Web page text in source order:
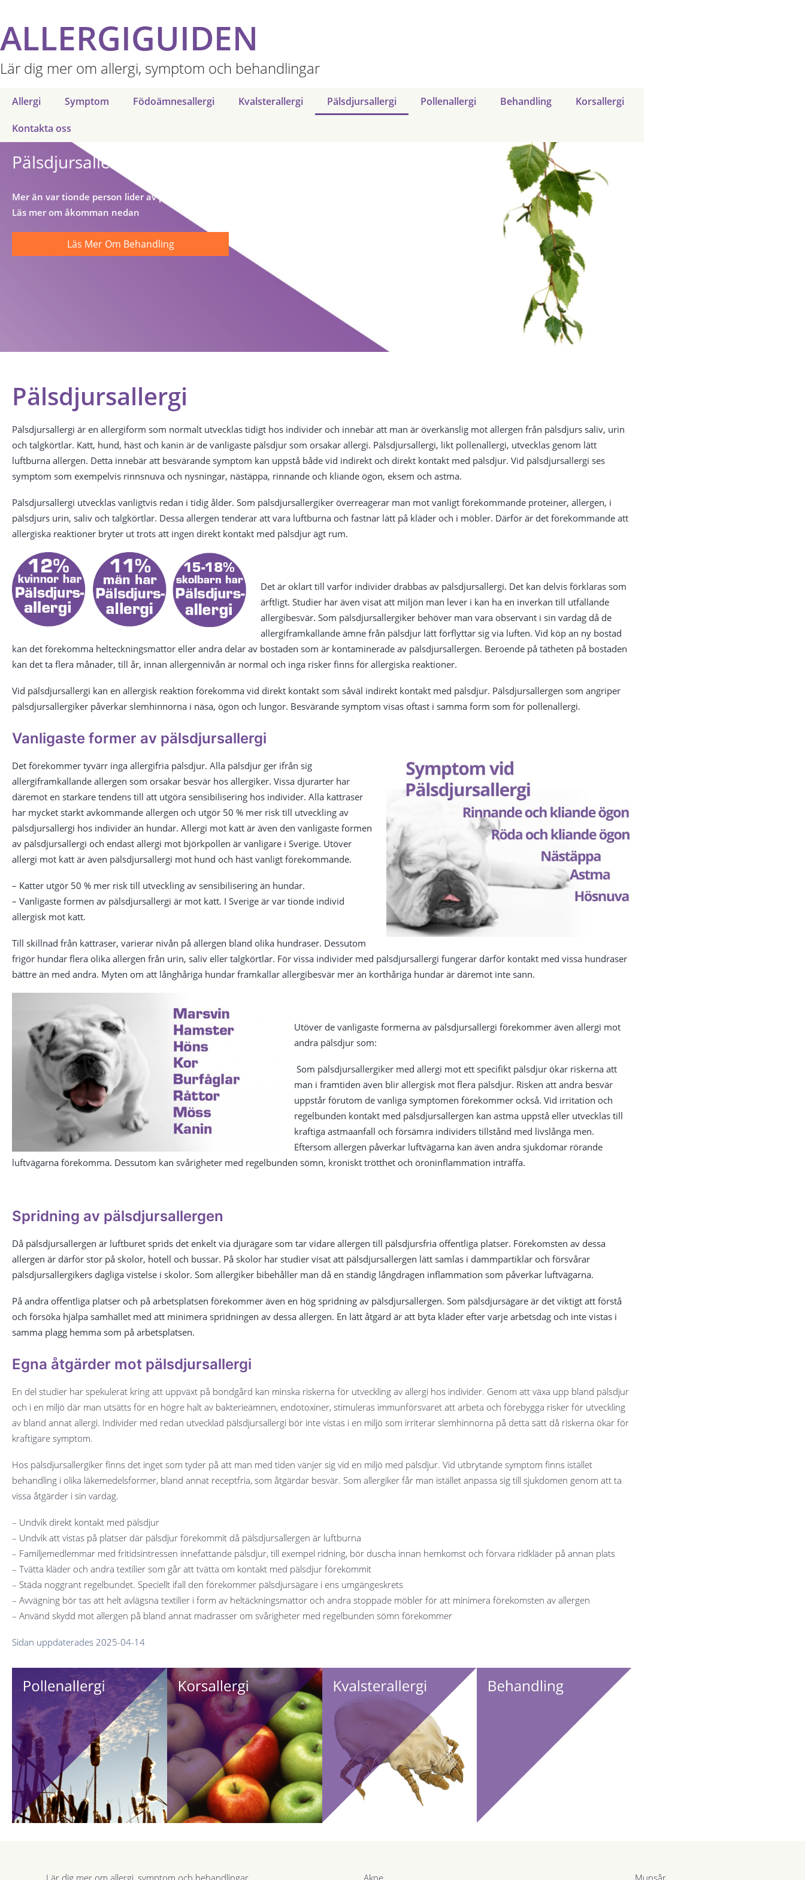
ALLERGIGUIDEN
Lär dig mer om allergi, symptom och behandlingar
Allergi Symptom Födoämnesallergi Kvalsterallergi Pälsdjursallergi Pollenallergi Behandling Korsallergi
Kontakta oss
Pälsdjursallergi
Mer än var tionde person lider av pälsdjursallergi –
Läs mer om åkomman nedan
Läs Mer Om Behandling
Pälsdjursallergi
Pälsdjursallergi är en allergiform som normalt utvecklas tidigt hos individer och innebär att man är överkänslig mot allergen från pälsdjurs saliv, urin
och talgkörtlar. Katt, hund, häst och kanin är de vanligaste pälsdjur som orsakar allergi. Pälsdjursallergi, likt pollenallergi, utvecklas genom lätt
luftburna allergen. Detta innebär att besvärande symptom kan uppstå både vid indirekt och direkt kontakt med pälsdjur. Vid pälsdjursallergi ses
symptom som exempelvis rinnsnuva och nysningar, nästäppa, rinnande och kliande ögon, eksem och astma.
Pälsdjursallergi utvecklas vanligtvis redan i tidig ålder. Som pälsdjursallergiker överreagerar man mot vanligt förekommande proteiner, allergen, i
pälsdjurs urin, saliv och talgkörtlar. Dessa allergen tenderar att vara luftburna och fastnar lätt på kläder och i möbler. Därför är det förekommande att
allergiska reaktioner bryter ut trots att ingen direkt kontakt med pälsdjur ägt rum.
Det är oklart till varför individer drabbas av pälsdjursallergi. Det kan delvis förklaras som
ärftligt. Studier har även visat att miljön man lever i kan ha en inverkan till utfallande
allergibesvär. Som pälsdjursallergiker behöver man vara observant i sin vardag då de
allergiframkallande ämne från pälsdjur lätt förflyttar sig via luften. Vid köp an ny bostad
kan det förekomma helteckningsmattor eller andra delar av bostaden som är kontaminerade av pälsdjursallergen. Beroende på tätheten på bostaden
kan det ta flera månader, till år, innan allergennivån är normal och inga risker finns för allergiska reaktioner.
Vid pälsdjursallergi kan en allergisk reaktion förekomma vid direkt kontakt som såväl indirekt kontakt med pälsdjur. Pälsdjursallergen som angriper
pälsdjursallergiker påverkar slemhinnorna i näsa, ögon och lungor. Besvärande symptom visas oftast i samma form som för pollenallergi.
Vanligaste former av pälsdjursallergi
Det förekommer tyvärr inga allergifria pälsdjur. Alla pälsdjur ger ifrån sig
allergiframkallande allergen som orsakar besvär hos allergiker. Vissa djurarter har
däremot en starkare tendens till att utgöra sensibilisering hos individer. Alla kattraser
har mycket starkt avkommande allergen och utgör 50 % mer risk till utveckling av
pälsdjursallergi hos individer än hundar. Allergi mot katt är även den vanligaste formen
av pälsdjursallergi och endast allergi mot björkpollen är vanligare i Sverige. Utöver
allergi mot katt är även pälsdjursallergi mot hund och häst vanligt förekommande.
– Katter utgör 50 % mer risk till utveckling av sensibilisering än hundar.
– Vanligaste formen av pälsdjursallergi är mot katt. I Sverige är var tionde individ
allergisk mot katt.
Till skillnad från kattraser, varierar nivån på allergen bland olika hundraser. Dessutom
frigör hundar flera olika allergen från urin, saliv eller talgkörtlar. För vissa individer med pälsdjursallergi fungerar därför kontakt med vissa hundraser
bättre än med andra. Myten om att långhåriga hundar framkallar allergibesvär mer än korthåriga hundar är däremot inte sann.
Utöver de vanligaste formerna av pälsdjursallergi förekommer även allergi mot
andra pälsdjur som:
Som pälsdjursallergiker med allergi mot ett specifikt pälsdjur ökar riskerna att
man i framtiden även blir allergisk mot flera pälsdjur. Risken att andra besvär
uppstår förutom de vanliga symptomen förekommer också. Vid irritation och
regelbunden kontakt med pälsdjursallergen kan astma uppstå eller utvecklas till
kraftiga astmaanfall och försämra individers tillstånd med livslånga men.
Eftersom allergen påverkar luftvägarna kan även andra sjukdomar rörande
luftvägarna förekomma. Dessutom kan svårigheter med regelbunden sömn, kroniskt trötthet och öroninflammation inträffa.
Spridning av pälsdjursallergen
Då pälsdjursallergen är luftburet sprids det enkelt via djurägare som tar vidare allergen till pälsdjursfria offentliga platser. Förekomsten av dessa
allergen är därför stor på skolor, hotell och bussar. På skolor har studier visat att pälsdjursallergen lätt samlas i dammpartiklar och försvårar
pälsdjursallergikers dagliga vistelse i skolor. Som allergiker bibehåller man då en ständig långdragen inflammation som påverkar luftvägarna.
På andra offentliga platser och på arbetsplatsen förekommer även en hög spridning av pälsdjursallergen. Som pälsdjursägare är det viktigt att förstå
och försöka hjälpa samhället med att minimera spridningen av dessa allergen. En lätt åtgärd är att byta kläder efter varje arbetsdag och inte vistas i
samma plagg hemma som på arbetsplatsen.
Egna åtgärder mot pälsdjursallergi
En del studier har spekulerat kring att uppväxt på bondgård kan minska riskerna för utveckling av allergi hos individer. Genom att växa upp bland pälsdjur
och i en miljö där man utsätts för en högre halt av bakterieämnen, endotoxiner, stimuleras immunförsvaret att arbeta och förebygga risker för utveckling
av bland annat allergi. Individer med redan utvecklad pälsdjursallergi bör inte vistas i en miljö som irriterar slemhinnorna på detta sätt då riskerna ökar för
kraftigare symptom.
Hos pälsdjursallergiker finns det inget som tyder på att man med tiden vänjer sig vid en miljö med pälsdjur. Vid utbrytande symptom finns istället
behandling i olika läkemedelsformer, bland annat receptfria, som åtgärdar besvär. Som allergiker får man istället anpassa sig till sjukdomen genom att ta
vissa åtgärder i sin vardag.
– Undvik direkt kontakt med pälsdjur
– Undvik att vistas på platser där pälsdjur förekommit då pälsdjursallergen är luftburna
– Familjemedlemmar med fritidsintressen innefattande pälsdjur, till exempel ridning, bör duscha innan hemkomst och förvara ridkläder på annan plats
– Tvätta kläder och andra textilier som går att tvätta om kontakt med pälsdjur förekommit
– Städa noggrant regelbundet. Speciellt ifall den förekommer pälsdjursägare i ens umgängeskrets
– Avvägning bör tas att helt avlägsna textilier i form av heltäckningsmattor och andra stoppade möbler för att minimera förekomsten av allergen
– Använd skydd mot allergen på bland annat madrasser om svårigheter med regelbunden sömn förekommer
Sidan uppdaterades 2025-04-14
Lär dig mer om allergi, symptom och behandlingar Akne Munsår